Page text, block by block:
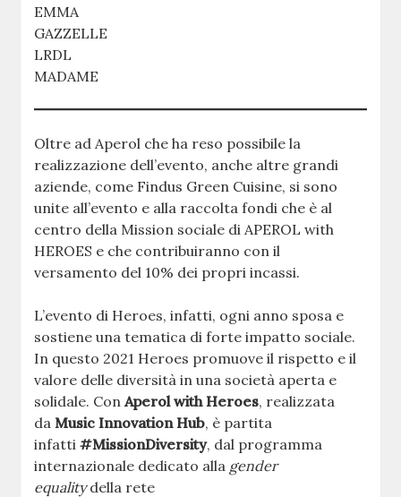
EMMA
GAZZELLE
LRDL
MADAME
Oltre ad Aperol che ha reso possibile la
realizzazione dell’evento, anche altre grandi
aziende, come Findus Green Cuisine, si sono
unite all’evento e alla raccolta fondi che è al
centro della Mission sociale di APEROL with
HEROES e che contribuiranno con il
versamento del 10% dei propri incassi.
L’evento di Heroes, infatti, ogni anno sposa e
sostiene una tematica di forte impatto sociale.
In questo 2021 Heroes promuove il rispetto e il
valore delle diversità in una società aperta e
solidale. ConAperol with Heroes, realizzata
daMusic Innovation Hub, è partita
infatti#MissionDiversity, dal programma
internazionale dedicato alla gender
equalitydella rete